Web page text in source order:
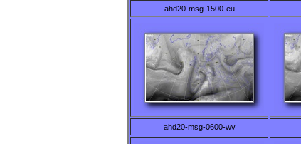
ahd20-msg-1500-eu
ahd20-msg-0600-wv